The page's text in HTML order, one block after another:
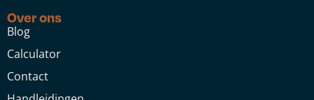
Over ons
Blog
Calculator
Contact